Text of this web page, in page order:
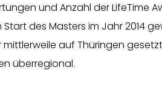
und Anzahl der LifeTime
des Masters im Jahr 2014
mittlerweile auf Thüringen
überregional.